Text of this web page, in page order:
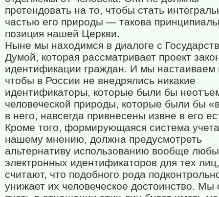
претендовать на то, чтобы стать
частью его природы — такова
позиция нашей Церкви.
Ныне мы находимся в диалоге с
Думой, которая рассматривает проект
идентификации граждан. И мы настаиваем
чтобы в России не внедрялись никакие
идентификаторы, которые были бы
человеческой природы, которые были бы
в него, навсегда привнесены извне в его
Кроме того, формирующаяся система
нашему мнению, должна предусмотреть
альтернативу использованию вообще
электронных идентификаторов для тех
считают, что подобного рода
унижает их человеческое достоинство. Мы